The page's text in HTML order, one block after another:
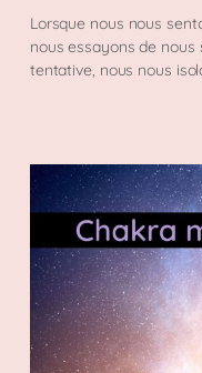
Lorsque nous nous
nous essayons de
tentative, nous nous